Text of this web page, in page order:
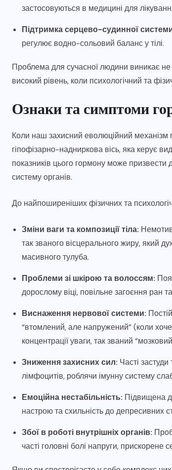
застосовуються в медицині для
Підтримка серцево-судинної
регулює водно-сольовий баланс у тілі.
Проблема для сучасної людини виникає не
високий рівень, коли психологічний та
Ознаки та симптоми
Коли наш захисний еволюційний механізм
гіпофізарно-надниркова вісь, яка керує
показників цього гормону може призвести
систему органів.
До найпоширеніших фізичних та
Зміни ваги та композиції тіла:
так званого вісцерального жиру, який
масивного тулуба.
Проблеми зі шкірою та волоссям:
дорослому віці, повільне загоєння ран
Виснаження нервової системи:
“втомлений, але напружений” (коли
концентрації уваги, так званий
Зниження захисних сил: Часті
лімфоцитів, роблячи імунну систему
Емоційна нестабільність: Підвищена
настрою та схильність до депресивних
Збої в роботі внутрішніх органів:
часті головні болі напруги, прискорене